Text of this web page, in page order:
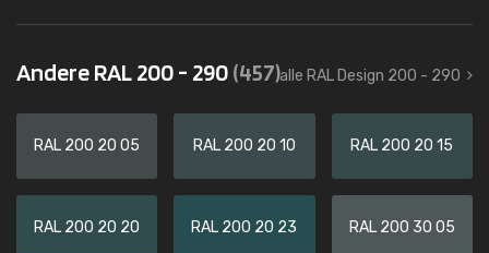
Andere RAL 200 - 290(457)alle RAL Design 200 - 290
RAL 200 20 05 RAL 200 20 10 RAL 200 20 15
RAL 200 20 20 RAL 200 20 23 RAL 200 30 05